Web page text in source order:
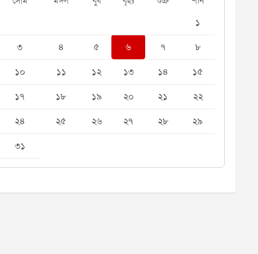
১
৩ ৪ ৫ ৬ ৭
৮
১০ ১১ ১২ ১৩ ১৪
১৫
১৭ ১৮ ১৯ ২০ ২১
২২
২৪ ২৫ ২৬ ২৭ ২৮
২৯
৩১